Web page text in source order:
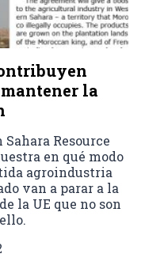
la
Resource
en qué modo
agroindustria
van a parar a la
la UE que no son